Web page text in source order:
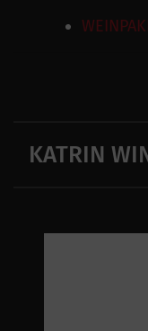
KATRIN